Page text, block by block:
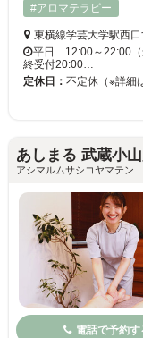
#アロマテラピー
東横線学芸大学駅西口
平日 12:00～22:00
終受付20:00…
定休日： 不定休（※詳細
あしまる 武蔵小
アシマルムサシコヤマテン
電話で予約す